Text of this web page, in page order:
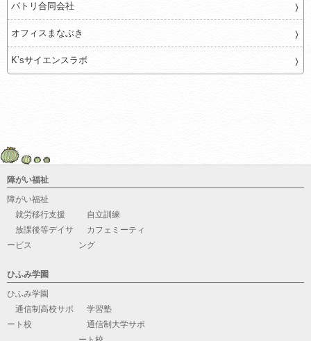
パトリ合同会社
オフィスまなぶき
K’sサイエンスラボ
障がい福祉
障がい福祉
就労移行支援
自立訓練
放課後等デイサ
ービス
カフェミーティ
ング
ひふみ学園
ひふみ学園
通信制高校サポ
ート校
学習塾
通信制大学サポ